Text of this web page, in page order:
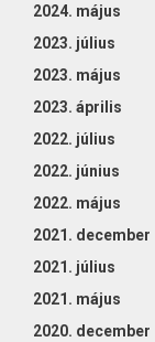
2024. május
2023. július
2023. május
2023. április
2022. július
2022. június
2022. május
2021. december
2021. július
2021. május
2020. december